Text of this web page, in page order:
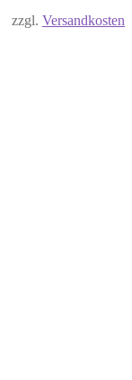
zzgl. Versandkosten